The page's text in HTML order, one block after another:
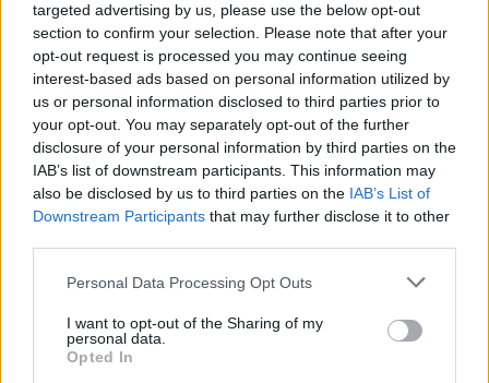
targeted advertising by us, please use the below opt-out
section to confirm your selection. Please note that after your
opt-out request is processed you may continue seeing
interest-based ads based on personal information utilized by
us or personal information disclosed to third parties prior to
your opt-out. You may separately opt-out of the further
disclosure of your personal information by third parties on the
IAB’s list of downstream participants. This information may
also be disclosed by us to third parties on the IAB’s List of
Downstream Participants that may further disclose it to other
Personal Data Processing Opt Outs
I want to opt-out of the Sharing of my
personal data.
Opted In
pokazał, gdy wyzwał Rejenta na pojedynek,
po czym się na niego po prostu nie stawił.
Cześnik miał jednak też pozytywne cechy
charakteru – był na przykład bardzo
gościnny, tak jak nakazywała to tradycja
szlachecka i gościł każdego, kto zapukał do
jego drzwi, bez względu na to, czy był to jego
Cześnik jest więc stereotypowym
przedstawieniem dawnego szlachcica-